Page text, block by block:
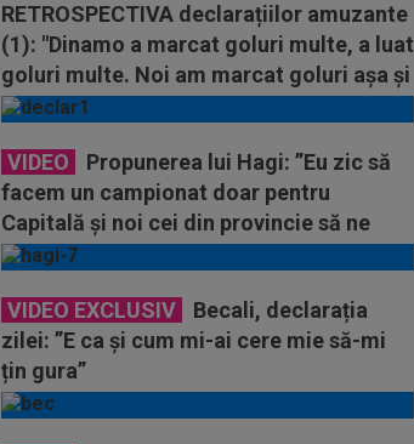
RETROSPECTIVA declarațiilor amuzante
(1): "Dinamo a marcat goluri multe, a luat
goluri multe. Noi am marcat goluri aşa şi
aşa multe, dar nu multe”
VIDEO
Propunerea lui Hagi: ”Eu zic să
facem un campionat doar pentru
Capitală și noi cei din provincie să ne
ascundem”
VIDEO EXCLUSIV
Becali, declarația
zilei: ”E ca și cum mi-ai cere mie să-mi
țin gura”